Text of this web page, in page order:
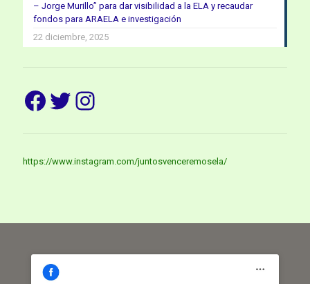
– Jorge Murillo” para dar visibilidad a la ELA y recaudar
fondos para ARAELA e investigación
22 diciembre, 2025
Facebook
Twitter
Instagram
https://www.instagram.com/juntosvenceremosela/